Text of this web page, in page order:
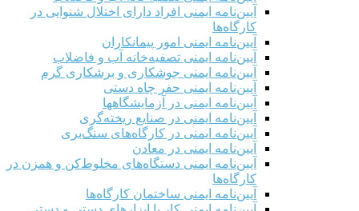
آیین‌نامه ایمنی افراد دارای اختلال شنوایی در
کارگاه‌ها
آیین‌نامه ایمنی امور پیمانکاران
آیین‌نامه ایمنی تصفیه‌خانه آب و فاضلاب
آیین‌نامه ایمنی جوشکاری و برشکاری گرم
آیین‌نامه ایمنی حفر چاه دستی
آیین‌نامه ایمنی در آزمایشگاهها
آیین‌نامه ایمنی در صنایع ریخته‌گری
آیین‌نامه ایمنی در کارگاه‌های سنگ‌بری
آیین‌نامه ایمنی در معادن
آیین‌نامه ایمنی دستگاه‌های مخلوط‌کن و همزن در
کارگاه‌ها
آیین‌نامه ایمنی ساختمان کارگاه‌ها